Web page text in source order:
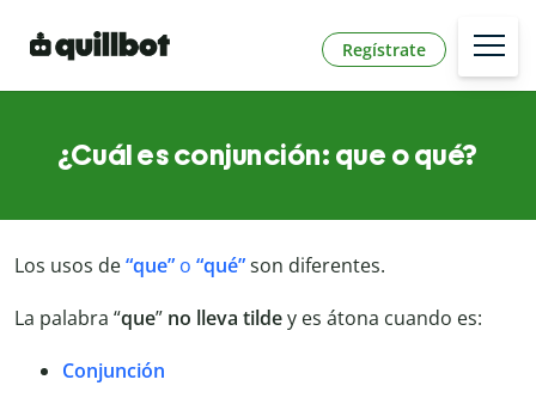
Regístrate
¿Cuál es conjunción: que o qué?
Los usos de“que” o “qué”son diferentes.
La palabra “que” no lleva tildey es átona cuando es:
Conjunción